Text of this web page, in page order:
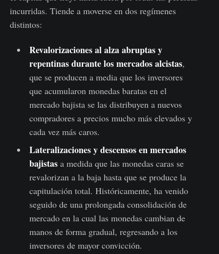
incurridas. Tiende a moverse en dos regímenes
distintos:
Revalorizaciones al alza abruptas y
repentinas durante los mercados alcistas,
que se producen a media que los inversores
que acumularon monedas baratas en el
mercado bajista se las distribuyen a nuevos
compradores a precios mucho más elevados y
cada vez más caros.
Lateralizaciones y descensos en mercados
bajistasa medida que las monedas caras se
revalorizan a la baja hasta que se produce la
capitulación total. Históricamente, ha venido
seguido de una prolongada consolidación de
mercado en la cual las monedas cambian de
manos de forma gradual, regresando a los
inversores de mayor convicción.